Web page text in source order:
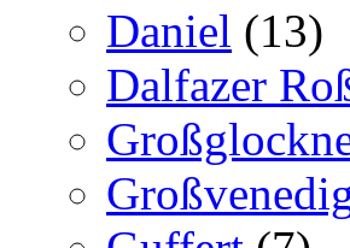
Daniel (13)
Dalfazer